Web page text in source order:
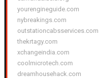
yourengineguide.com
nybreakings.com
outstationcabsservices.com
thekrtagy.com
xchangeindia.com
coolmicrotech.com
dreamhousehack.com